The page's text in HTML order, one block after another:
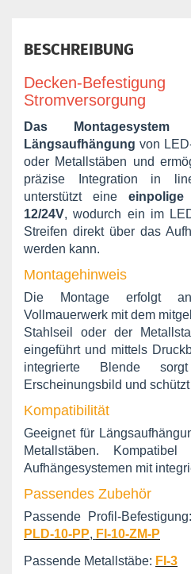
BESCHREIBUNG
Decken-
Stromversorgung
Das Montagesystem
Längsaufhängung von
oder Metallstäben und
präzise Integration in
unterstützt eine einpolige
12/24V, wodurch ein im
Streifen direkt über das
werden kann.
Montagehinweis
Die Montage erfolgt
Vollmauerwerk mit dem
Stahlseil oder der
eingeführt und mittels
integrierte Blende
Erscheinungsbild und
Kompatibilität
Geeignet für
Metallstäben.
Aufhängesystemen mit
Passendes Zubehör
Passende Profil-
PLD-10-PP, FI-10-ZM-P
Passende Metallstäbe: FI-3